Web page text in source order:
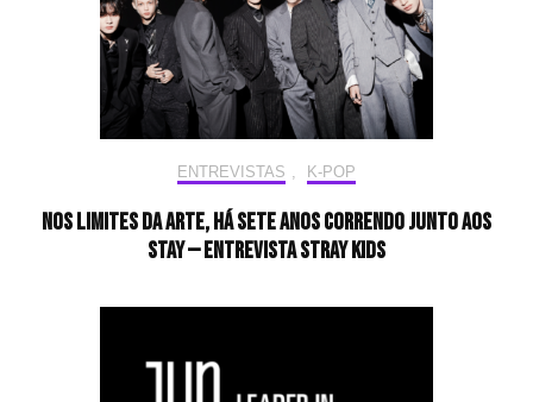
ENTREVISTAS , K-POP
Nos limites da arte, há sete anos correndo junto aos
STAY — Entrevista Stray Kids